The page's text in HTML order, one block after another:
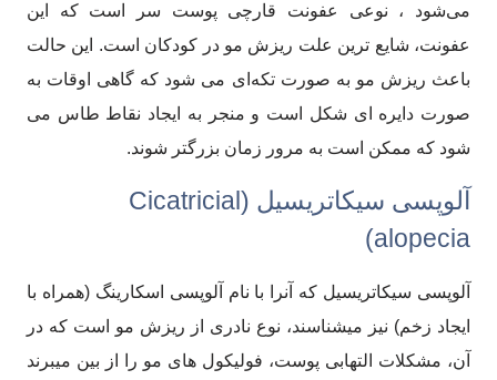
می‌شود ، نوعی عفونت قارچی پوست سر است که این
عفونت، شایع ترین علت ریزش مو در کودکان است. این حالت
باعث ریزش مو به صورت تکه‌ای می شود که گاهی اوقات به
صورت دایره ای شکل است و منجر به ایجاد نقاط طاس می
شود که ممکن است به مرور زمان بزرگتر شوند.
آلوپسی سیکاتریسیل (Cicatricial
alopecia)
آلوپسی سیکاتریسیل که آنرا با نام آلوپسی اسکارینگ (همراه با
ایجاد زخم) نیز میشناسند، نوع نادری از ریزش مو است که در
آن، مشکلات التهابی پوست، فولیکول های مو را از بین میبرند